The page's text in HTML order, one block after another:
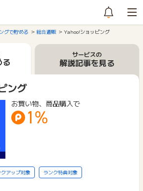
グで貯める 総合通販 Yahoo!ショッピング
サービスの
解説記事を見る
ング
お買い物、商品購入で
1%
クアップ対象 ランク特典対象